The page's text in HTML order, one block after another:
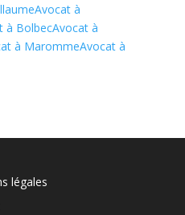
Avocat à
à BolbecAvocat à
à MarommeAvocat à
légales